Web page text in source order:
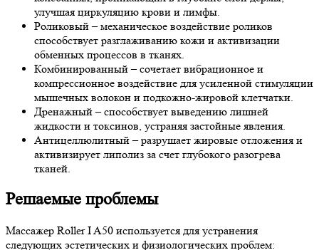
улучшая циркуляцию крови и лимфы.
Роликовый – механическое воздействие роликов
способствует разглаживанию кожи и активизации
обменных процессов в тканях.
Комбинированный – сочетает вибрационное и
компрессионное воздействие для усиленной стимуляции
мышечных волокон и подкожно-жировой клетчатки.
Дренажный – способствует выведению лишней
жидкости и токсинов, устраняя застойные явления.
Антицеллюлитный – разрушает жировые отложения и
активизирует липолиз за счет глубокого разогрева
тканей.
Решаемые проблемы
Массажер Roller I A50 используется для устранения
следующих эстетических и физиологических проблем: